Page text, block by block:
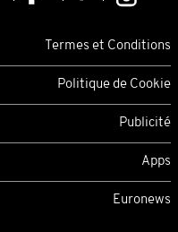
Termes et Conditions
Politique de Cookie
Publicité
Apps
Euronews